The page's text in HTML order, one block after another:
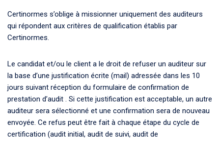
Certinormes s’oblige à missionner uniquement des auditeurs
qui répondent aux critères de qualification établis par
Certinormes.
Le candidat et/ou le client a le droit de refuser un auditeur sur
la base d’une justification écrite (mail) adressée dans les 10
jours suivant réception du formulaire de confirmation de
prestation d’audit . Si cette justification est acceptable, un autre
auditeur sera sélectionné et une confirmation sera de nouveau
envoyée. Ce refus peut être fait à chaque étape du cycle de
certification (audit initial, audit de suivi, audit de